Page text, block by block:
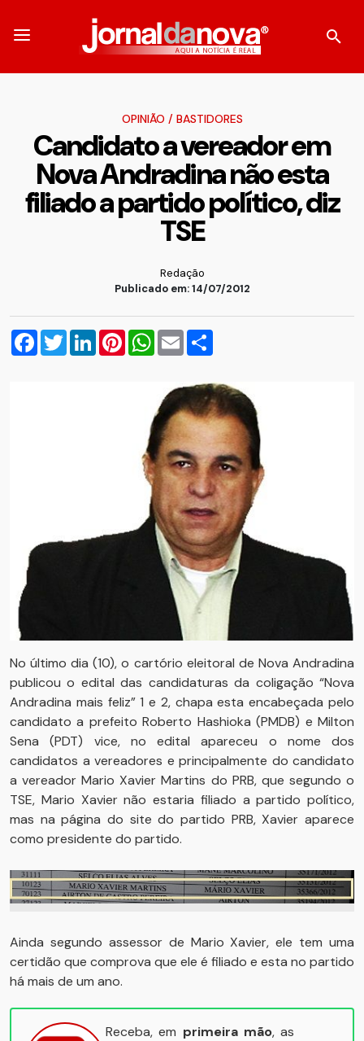
OPINIÃO / BASTIDORES
Candidato a vereador em
Nova Andradina não esta
filiado a partido político, diz
TSE
Redação
Publicado em: 14/07/2012
Facebook
TwitterLinkedInPinterestWhatsApp
Email
No último dia (10), o cartório eleitoral de Nova Andradina
publicou o edital das candidaturas da coligação “Nova
Andradina mais feliz” 1 e 2, chapa esta encabeçada pelo
candidato a prefeito Roberto Hashioka (PMDB) e Milton
Sena (PDT) vice, no edital apareceu o nome dos
candidatos a vereadores e principalmente do candidato
a vereador Mario Xavier Martins do PRB, que segundo o
TSE, Mario Xavier não estaria filiado a partido político,
mas na página do site do partido PRB, Xavier aparece
como presidente do partido.
Ainda segundo assessor de Mario Xavier, ele tem uma
certidão que comprova que ele é filiado e esta no partido
há mais de um ano.
Receba, em primeira mão, as